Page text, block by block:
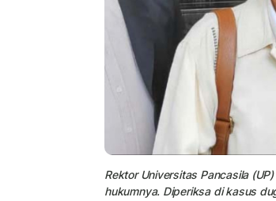
Rektor Universitas Pancasila
hukumnya. Diperiksa di kasus